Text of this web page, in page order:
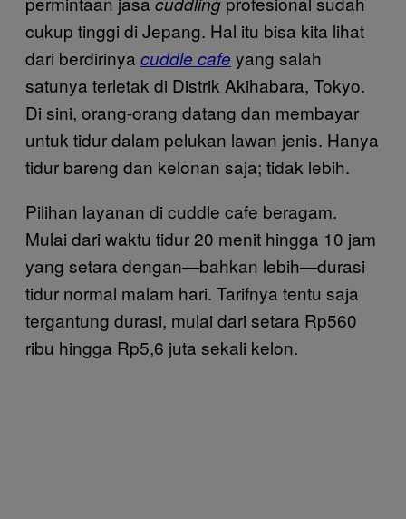
cukup tinggi di Jepang. Hal itu bisa kita lihat
dari berdirinya cuddle cafe yang salah
satunya terletak di Distrik Akihabara, Tokyo.
Di sini, orang-orang datang dan membayar
untuk tidur dalam pelukan lawan jenis. Hanya
tidur bareng dan kelonan saja; tidak lebih.
Pilihan layanan di cuddle cafe beragam.
Mulai dari waktu tidur 20 menit hingga 10 jam
yang setara dengan—bahkan lebih—durasi
tidur normal malam hari. Tarifnya tentu saja
tergantung durasi, mulai dari setara Rp560
ribu hingga Rp5,6 juta sekali kelon.